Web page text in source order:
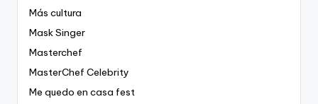
Más cultura
Mask Singer
Masterchef
MasterChef Celebrity
Me quedo en casa fest